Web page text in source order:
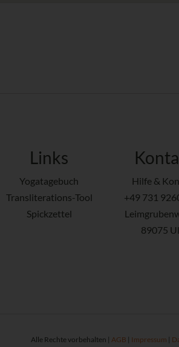
Links
Yogatagebuch
Transliterations-Tool
Spickzettel
Hilfe &
+49 731
89075
Alle Rechte vorbehalten | AGB | Impressum |